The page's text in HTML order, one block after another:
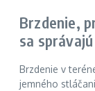
Brzdenie,
sa
Brzdenie v
jemného